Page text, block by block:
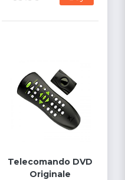
Telecomando DVD
Originale